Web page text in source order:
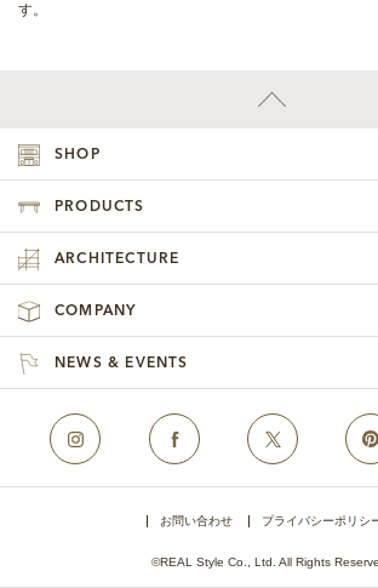
す。
SHOP
PRODUCTS
ARCHITECTURE
COMPANY
NEWS & EVENTS
お問い合わせ プライバシーポリシ
©REAL Style Co., Ltd. All Rights